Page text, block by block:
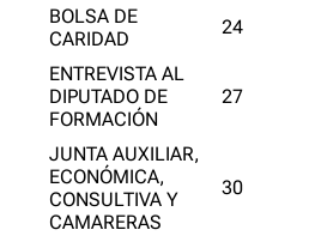
BOLSA DE
CARIDAD
24
ENTREVISTA AL
DIPUTADO DE
FORMACIÓN
27
JUNTA AUXILIAR,
ECONÓMICA,
CONSULTIVA Y
CAMARERAS
30